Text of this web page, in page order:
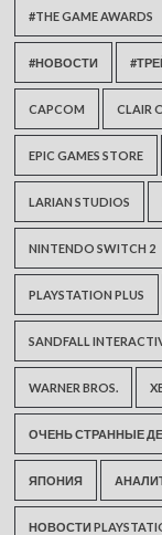
#THE GAME AWARDS
#НОВОСТИ
CAPCOM CLAIR
EPIC GAMES STORE
LARIAN STUDIOS
NINTENDO SWITCH 2
PLAYSTATION PLUS
SANDFALL
WARNER BROS.
ОЧЕНЬ СТРАННЫЕ
ЯПОНИЯ
НОВОСТИ